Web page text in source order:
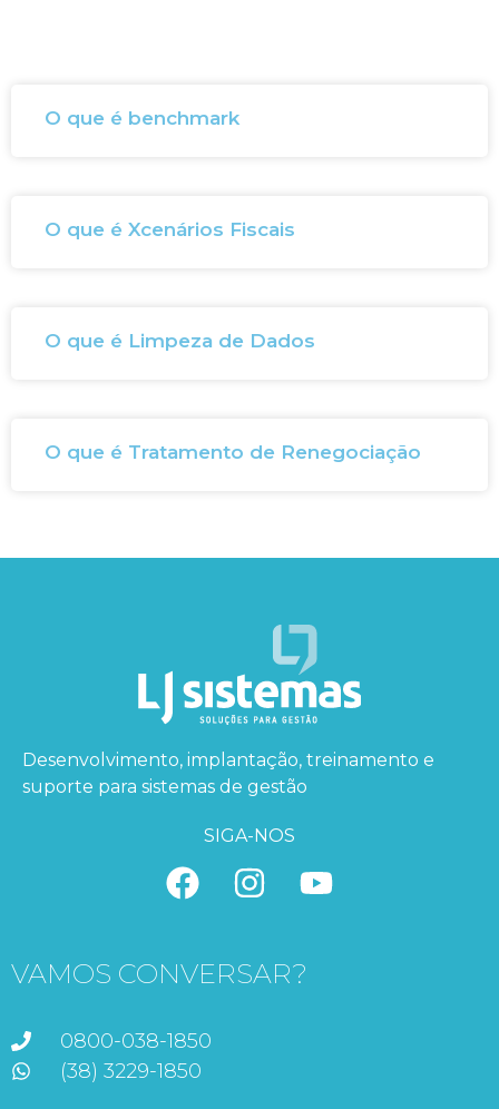
O que é benchmark
O que é Xcenários Fiscais
O que é Limpeza de Dados
O que é Tratamento de Renegociação
Desenvolvimento, implantação, treinamento e
suporte para sistemas de gestão
SIGA-NOS
VAMOS CONVERSAR?
0800-038-1850
(38) 3229-1850